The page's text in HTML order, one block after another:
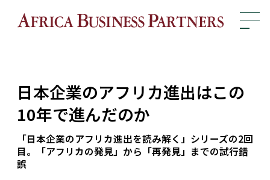
日本企業のアフリカ進出はこの
10年で進んだのか
「日本企業のアフリカ進出を読み解く」シリーズの2回
目。「アフリカの発見」から「再発見」までの試行錯
誤